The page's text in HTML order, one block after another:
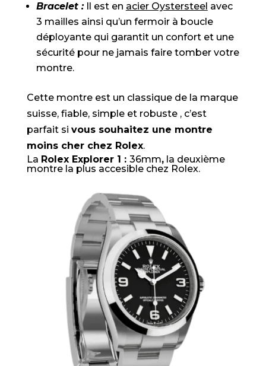
Bracelet :Il est en acier Oystersteel avec
3 mailles ainsi qu’un fermoir à boucle
déployante qui garantit un confort et une
sécurité pour ne jamais faire tomber votre
montre.
Cette montre est un classique de la marque
suisse, fiable, simple et robuste , c’est
parfait si vous souhaitez une montre
moins cher chez Rolex.
La Rolex Explorer 1 : 36mm,la deuxième
montre la plus accesible chez Rolex.